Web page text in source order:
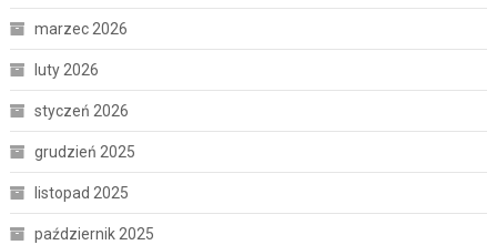
marzec 2026
luty 2026
styczeń 2026
grudzień 2025
listopad 2025
październik 2025